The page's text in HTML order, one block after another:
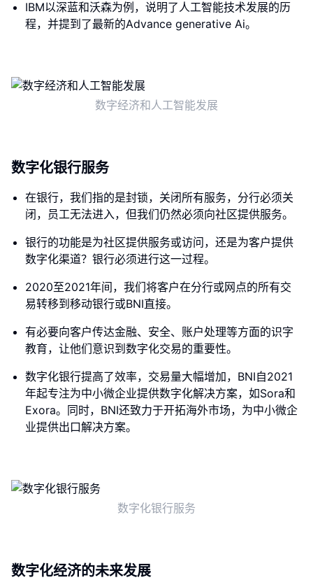
IBM以深蓝和沃森为例，说明了人工智能技术发展的历
程，并提到了最新的Advance generative Ai。
数字经济和人工智能发展
数字化银行服务
在银行，我们指的是封锁，关闭所有服务，分行必须关
闭，员工无法进入，但我们仍然必须向社区提供服务。
银行的功能是为社区提供服务或访问，还是为客户提供
数字化渠道？银行必须进行这一过程。
2020至2021年间，我们将客户在分行或网点的所有交
易转移到移动银行或BNI直接。
有必要向客户传达金融、安全、账户处理等方面的识字
教育，让他们意识到数字化交易的重要性。
数字化银行提高了效率，交易量大幅增加，BNI自2021
年起专注为中小微企业提供数字化解决方案，如Sora和
Exora。同时，BNI还致力于开拓海外市场，为中小微企
业提供出口解决方案。
数字化银行服务
数字化经济的未来发展